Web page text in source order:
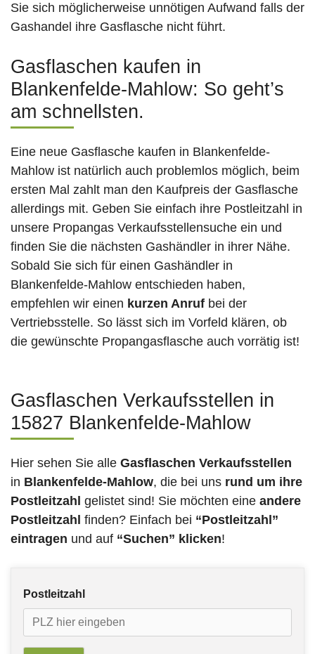
Sie sich möglicherweise unnötigen Aufwand falls der
Gashandel ihre Gasflasche nicht führt.
Gasflaschen kaufen in
Blankenfelde-Mahlow: So geht’s
am schnellsten.
Eine neue Gasflasche kaufen in Blankenfelde-
Mahlow ist natürlich auch problemlos möglich, beim
ersten Mal zahlt man den Kaufpreis der Gasflasche
allerdings mit. Geben Sie einfach ihre Postleitzahl in
unsere Propangas Verkaufsstellensuche ein und
finden Sie die nächsten Gashändler in ihrer Nähe.
Sobald Sie sich für einen Gashändler in
Blankenfelde-Mahlow entschieden haben,
empfehlen wir einen kurzen Anruf bei der
Vertriebsstelle. So lässt sich im Vorfeld klären, ob
die gewünschte Propangasflasche auch vorrätig ist!
Gasflaschen Verkaufsstellen in
15827 Blankenfelde-Mahlow
Hier sehen Sie alle Gasflaschen Verkaufsstellen
in Blankenfelde-Mahlow, die bei uns rund um ihre
Postleitzahl gelistet sind! Sie möchten eine andere
Postleitzahl finden? Einfach bei “Postleitzahl”
eintragen und auf “Suchen” klicken!
Postleitzahl